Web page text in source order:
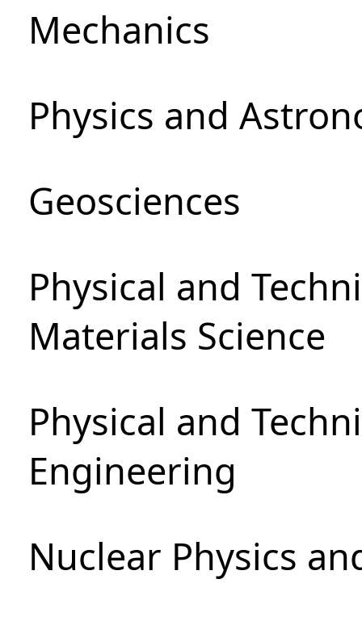
Mechanics
Physics and
Geosciences
Physical and
Materials Science
Physical and
Engineering
Nuclear Physics